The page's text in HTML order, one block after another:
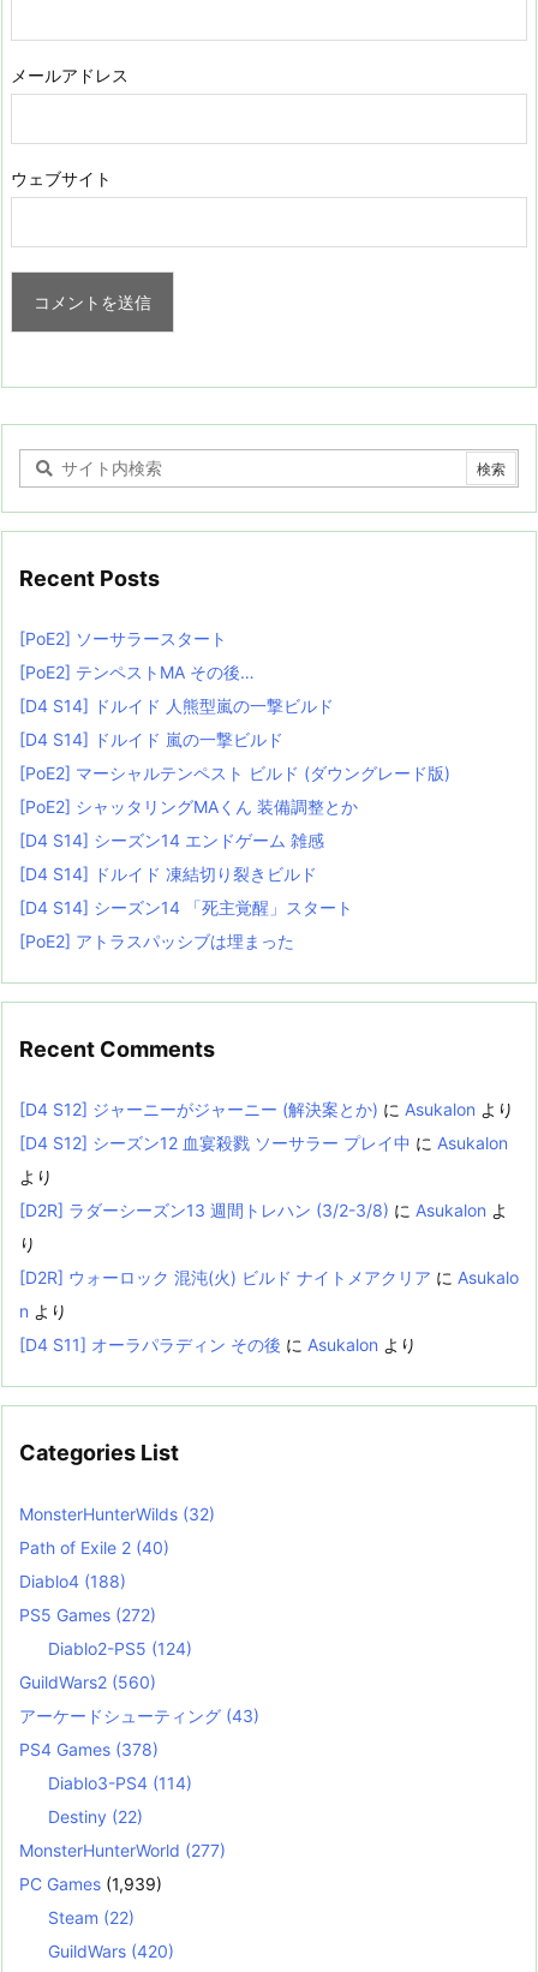
メールアドレス
ウェブサイト
Recent Posts
[PoE2] ソーサラースタート
[PoE2] テンペストMA その後…
[D4 S14] ドルイド 人熊型嵐の一撃ビルド
[D4 S14] ドルイド 嵐の一撃ビルド
[PoE2] マーシャルテンペスト ビルド (ダウングレード版)
[PoE2] シャッタリングMAくん 装備調整とか
[D4 S14] シーズン14 エンドゲーム 雑感
[D4 S14] ドルイド 凍結切り裂きビルド
[D4 S14] シーズン14 「死主覚醒」スタート
[PoE2] アトラスパッシブは埋まった
Recent Comments
[D4 S12] ジャーニーがジャーニー (解決案とか) に Asukalon より
[D4 S12] シーズン12 血宴殺戮 ソーサラー プレイ中 に Asukalon
より
[D2R] ラダーシーズン13 週間トレハン (3/2-3/8) に Asukalon よ
り
[D2R] ウォーロック 混沌(火) ビルド ナイトメアクリア に Asukalo
n より
[D4 S11] オーラパラディン その後 に Asukalon より
Categories List
MonsterHunterWilds (32)
Path of Exile 2 (40)
Diablo4 (188)
PS5 Games (272)
Diablo2-PS5 (124)
GuildWars2 (560)
アーケードシューティング (43)
PS4 Games (378)
Diablo3-PS4 (114)
Destiny (22)
MonsterHunterWorld (277)
PC Games (1,939)
Steam (22)
GuildWars (420)